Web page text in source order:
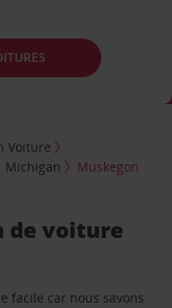
Voiture
Michigan Muskegon
de voiture
facile car nous savons